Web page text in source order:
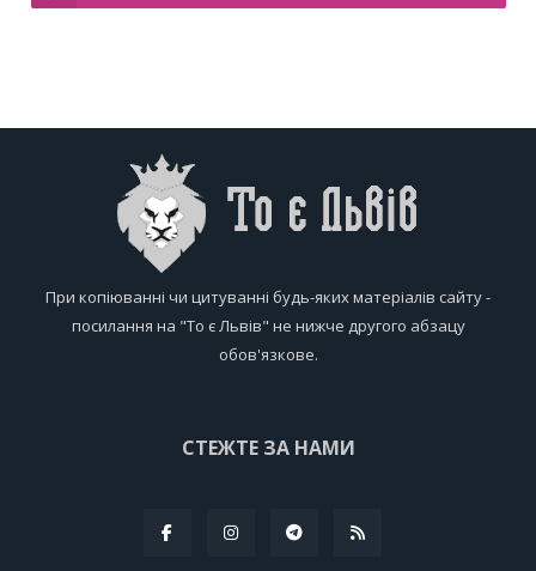
При копіюванні чи цитуванні будь-яких матеріалів сайту -
посилання на "То є Львів" не нижче другого абзацу
обов'язкове.
СТЕЖТЕ ЗА НАМИ